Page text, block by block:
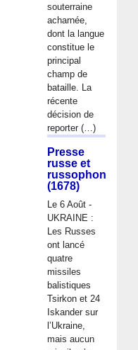
souterraine
acharnée,
dont la langue
constitue le
principal
champ de
bataille. La
récente
décision de
reporter (…)
Presse
russe et
russophone
(1678)
Le 6 Août -
UKRAINE :
Les Russes
ont lancé
quatre
missiles
balistiques
Tsirkon et 24
Iskander sur
l’Ukraine,
mais aucun